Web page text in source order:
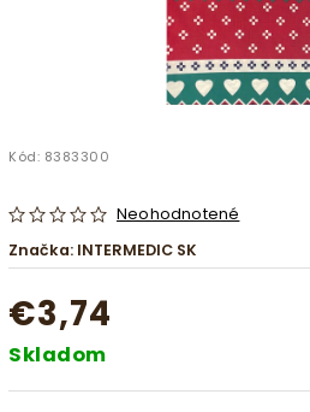
Kód: 8383300
Neohodnotené
Značka: INTERMEDIC SK
€3,74
Skladom